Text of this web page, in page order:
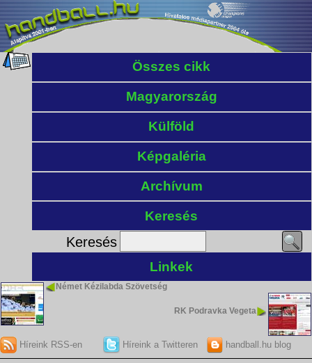
Összes cikk
Magyarország
Külföld
Képgaléria
Archívum
Keresés
Keresés
Linkek
Német Kézilabda Szövetség
RK Podravka Vegeta
Híreink RSS-en Híreink a Twitteren handball.hu blog